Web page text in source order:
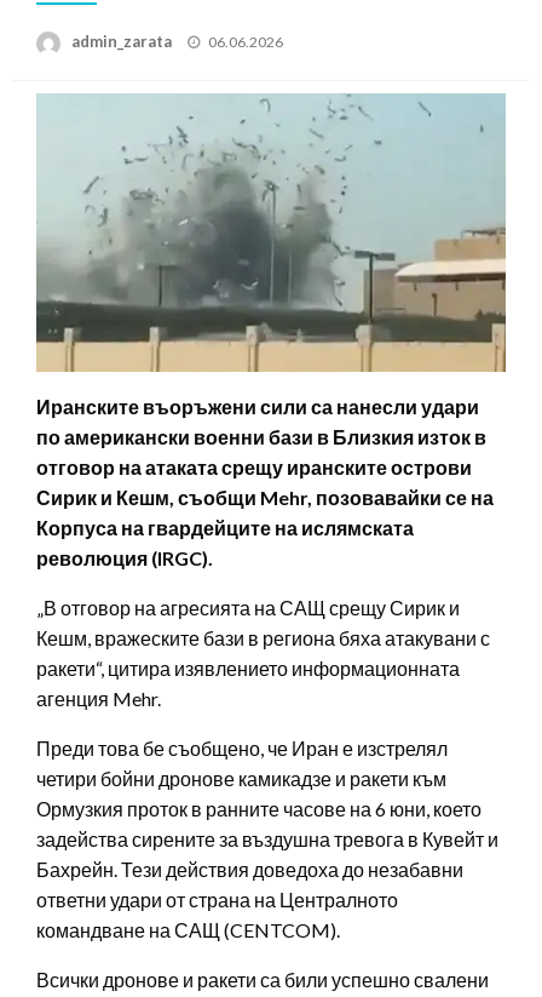
admin_zarata
Posted
06.06.2026
Иранските въоръжени сили са нанесли удари
по американски военни бази в Близкия изток в
отговор на атаката срещу иранските острови
Сирик и Кешм, съобщи Mehr, позовавайки се на
Корпуса на гвардейците на ислямската
революция (IRGC).
„В отговор на агресията на САЩ срещу Сирик и
Кешм, вражеските бази в региона бяха атакувани с
ракети“, цитира изявлението информационната
агенция Mehr.
Преди това бе съобщено, че Иран е изстрелял
четири бойни дронове камикадзе и ракети към
Ормузкия проток в ранните часове на 6 юни, което
задейства сирените за въздушна тревога в Кувейт и
Бахрейн. Тези действия доведоха до незабавни
ответни удари от страна на Централното
командване на САЩ (CENTCOM).
Всички дронове и ракети са били успешно свалени